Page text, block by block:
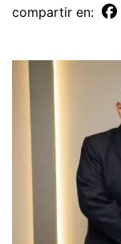
compartir en: